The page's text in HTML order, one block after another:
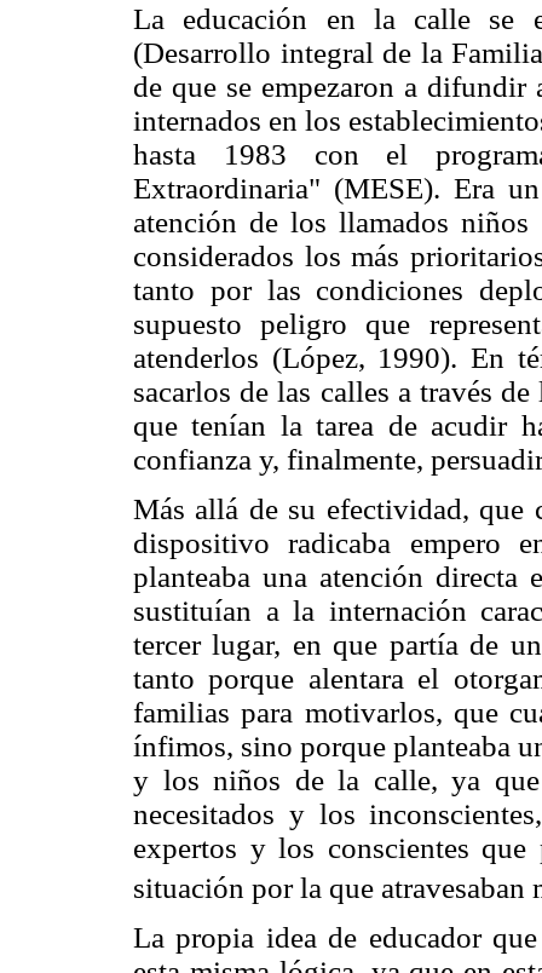
La educación en la calle se
(Desarrollo integral de la
de que se empezaron a
internados en los
hasta 1983 con el
Extraordinaria" (MESE). Era
atención de los llamados niños
considerados los más
tanto por las condiciones
supuesto peligro que
atenderlos (López, 1990). En
sacarlos de las calles a través
que tenían la tarea de acudir
confianza y, finalmente,
Más allá de su efectividad,
dispositivo radicaba empero
planteaba una atención
sustituían a la internación
tercer lugar, en que partía de
tanto porque alentara el
familias para motivarlos, que
ínfimos, sino porque planteaba
y los niños de la calle, ya
necesitados y los
expertos y los conscientes
situación por la que atravesaban
La propia idea de educador